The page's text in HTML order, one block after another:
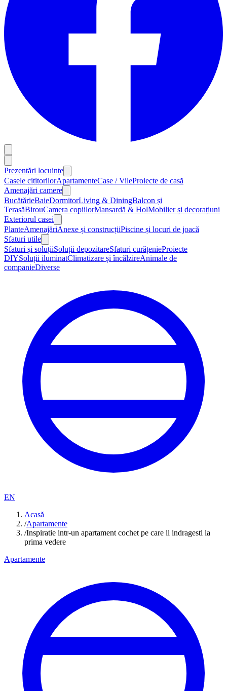
Prezentări locuințe
Casele cititorilorApartamenteCase / VileProiecte de casă
Amenajări camere
BucătărieBaieDormitorLiving & DiningBalcon și
TerasăBirouCamera copiilorMansardă & HolMobilier și decorațiuni
Exteriorul casei
PlanteAmenajăriAnexe și construcțiiPiscine și locuri de joacă
Sfaturi utile
Sfaturi și soluțiiSoluții depozitareSfaturi curățenieProiecte
DIYSoluții iluminatClimatizare și încălzireAnimale de
companieDiverse
EN
Acasă
/Apartamente
/Inspiratie intr-un apartament cochet pe care il indragesti la
prima vedere
Apartamente